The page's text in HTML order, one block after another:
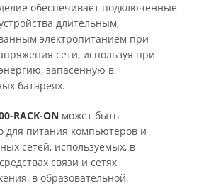
обеспечивает подключенные
длительным,
электропитанием при
сети, используя при
запасённую в
батареях.
RACK-ON может быть
для питания компьютеров и
сетей, используемых, в
связи и сетях
в образовательной,